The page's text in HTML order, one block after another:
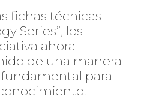
fichas técnicas
Series”, los
ahora
de una manera
para